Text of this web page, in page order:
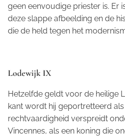
geen eenvoudige priester is. Er
deze slappe afbeelding en de
die de held tegen het
Lodewijk IX
Hetzelfde geldt voor de heilige
kant wordt hij geportretteerd
rechtvaardigheid verspreidt
Vincennes, als een koning die